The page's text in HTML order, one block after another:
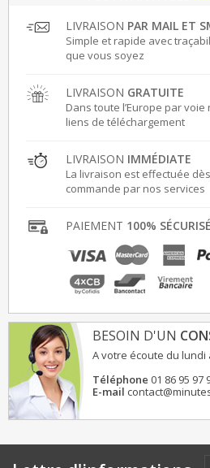
LIVRAISON PAR MAIL ET
Simple et rapide avec
que vous soyez
LIVRAISON GRATUITE
Dans toute l’Europe par
liens de téléchargement
LIVRAISON IMMÉDIATE
La livraison est effectuée
commande par nos services
PAIEMENT 100% SÉCURISÉ
BESOIN D'UN
A votre écoute du lundi
Téléphone 01 86 95 97
E-mail